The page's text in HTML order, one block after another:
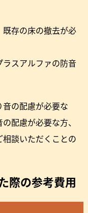
存の床の撤去が必
スアルファの防音
の配慮が必要な
配慮が必要な方、
談いただくことの
際の参考費用